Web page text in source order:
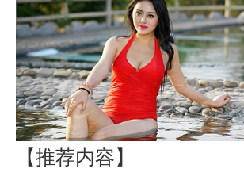
【推荐内容】